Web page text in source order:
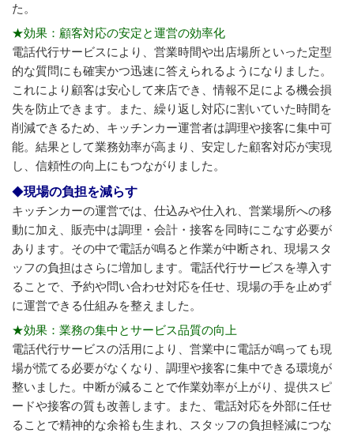
た。
★効果：顧客対応の安定と運営の効率化
電話代行サービスにより、営業時間や出店場所といった定型
的な質問にも確実かつ迅速に答えられるようになりました。
これにより顧客は安心して来店でき、情報不足による機会損
失を防止できます。また、繰り返し対応に割いていた時間を
削減できるため、キッチンカー運営者は調理や接客に集中可
能。結果として業務効率が高まり、安定した顧客対応が実現
し、信頼性の向上にもつながりました。
現場の負担を減らす
キッチンカーの運営では、仕込みや仕入れ、営業場所への移
動に加え、販売中は調理・会計・接客を同時にこなす必要が
あります。その中で電話が鳴ると作業が中断され、現場スタ
ッフの負担はさらに増加します。電話代行サービスを導入す
ることで、予約や問い合わせ対応を任せ、現場の手を止めず
に運営できる仕組みを整えました。
★効果：業務の集中とサービス品質の向上
電話代行サービスの活用により、営業中に電話が鳴っても現
場が慌てる必要がなくなり、調理や接客に集中できる環境が
整いました。中断が減ることで作業効率が上がり、提供スピ
ードや接客の質も改善します。また、電話対応を外部に任せ
ることで精神的な余裕も生まれ、スタッフの負担軽減につな